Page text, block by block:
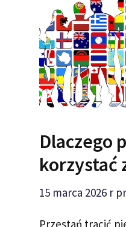
Dlaczego
korzystać
15 marca 2026 r
Przestań tracić